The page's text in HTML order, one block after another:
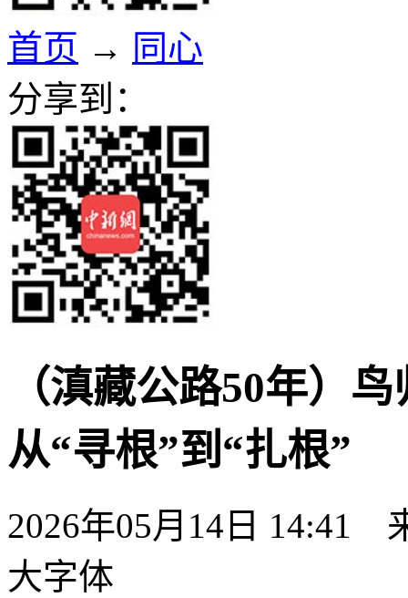
首页 → 同心
分享到：
（滇藏公路50年）
从“寻根”到“扎根”
2026年05月14日 14:41
大字体